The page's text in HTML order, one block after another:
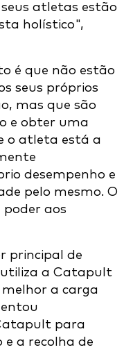
atletas estão
holístico",
é que não estão
seus próprios
mas que são
e obter uma
o atleta está a
desempenho e
pelo mesmo. O
aos
principal de
a Catapult
a carga
para
a recolha de